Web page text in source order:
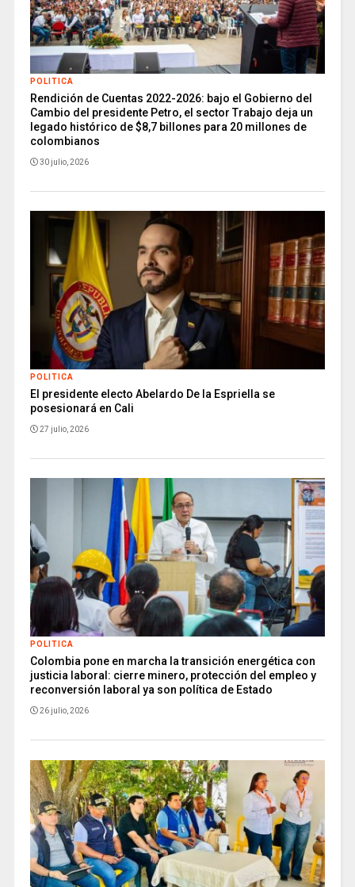
POLITICA
Rendición de Cuentas 2022-2026: bajo el Gobierno del
Cambio del presidente Petro, el sector Trabajo deja un
legado histórico de $8,7 billones para 20 millones de
colombianos
30 julio, 2026
POLITICA
El presidente electo Abelardo De la Espriella se
posesionará en Cali
27 julio, 2026
POLITICA
Colombia pone en marcha la transición energética con
justicia laboral: cierre minero, protección del empleo y
reconversión laboral ya son política de Estado
26 julio, 2026